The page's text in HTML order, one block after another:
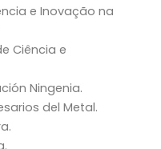
e Inovação na
Ciência e
Ningenia.
del Metal.